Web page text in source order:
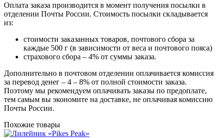
Оплата заказа производится в момент получения посылки в
отделении Почты России. Стоимость посылки складывается
из:
стоимости заказанных товаров, почтового сбора за
каждые 500 г (в зависимости от веса и почтового пояса)
страхового сбора – 4% от суммы заказа.
Дополнительно в почтовом отделении оплачивается комиссия
за перевод денег – 4 – 8% от полной стоимости заказа.
Поэтому мы рекомендуем оплачивать заказы по предоплате,
тем самым вы экономите на доставке, не оплачивая комиссию
Почты России.
Похожие товары